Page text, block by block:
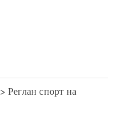
> Реглан спорт на